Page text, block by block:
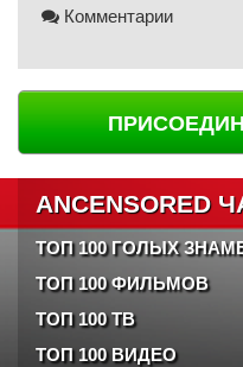
Комментарии
ANCENSORED
ТОП 100 ГОЛЫХ
ТОП 100 ФИЛЬМОВ
ТОП 100 ТВ
ТОП 100 ВИДЕО